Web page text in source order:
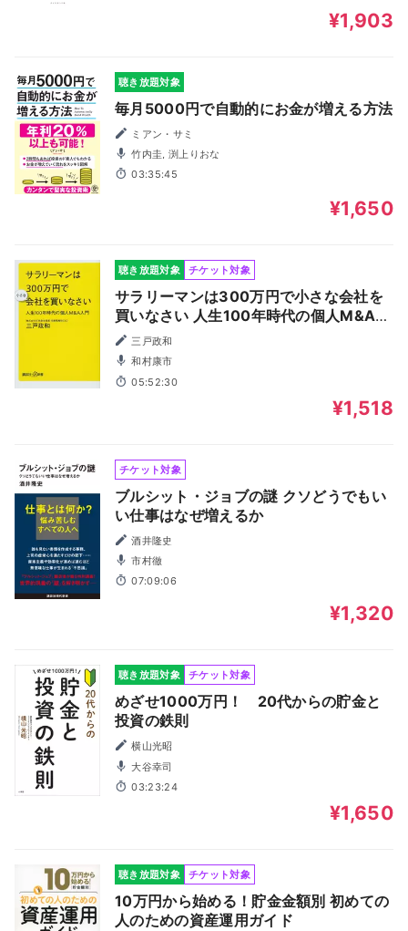
¥1,903
聴き放題対象
毎月5000円で自動的にお金が増える方法
ミアン・サミ
竹内圭, 渕上りおな
03:35:45
¥1,650
聴き放題対象 チケット対象
サラリーマンは300万円で小さな会社を
買いなさい 人生100年時代の個人M&A入
門 三戸政和
和村康市
05:52:30
¥1,518
チケット対象
ブルシット・ジョブの謎 クソどうでもい
い仕事はなぜ増えるか
酒井隆史
市村徹
07:09:06
¥1,320
聴き放題対象 チケット対象
めざせ1000万円！ 20代からの貯金と
投資の鉄則
横山光昭
大谷幸司
03:23:24
¥1,650
聴き放題対象 チケット対象
10万円から始める！貯金金額別 初めての
人のための資産運用ガイド